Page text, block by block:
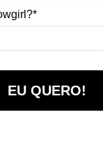
EU QUERO!